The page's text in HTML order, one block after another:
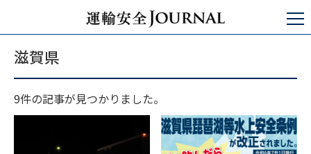
滋賀県
滋賀県
9件の記事が見つかりました。